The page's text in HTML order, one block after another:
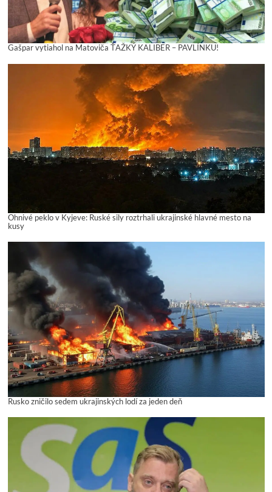
Gašpar vytiahol na Matoviča ŤAŽKÝ KALIBER – PAVLÍNKU!
Ohnivé peklo v Kyjeve: Ruské sily roztrhali ukrajinské hlavné mesto na
kusy
Rusko zničilo sedem ukrajinských lodí za jeden deň